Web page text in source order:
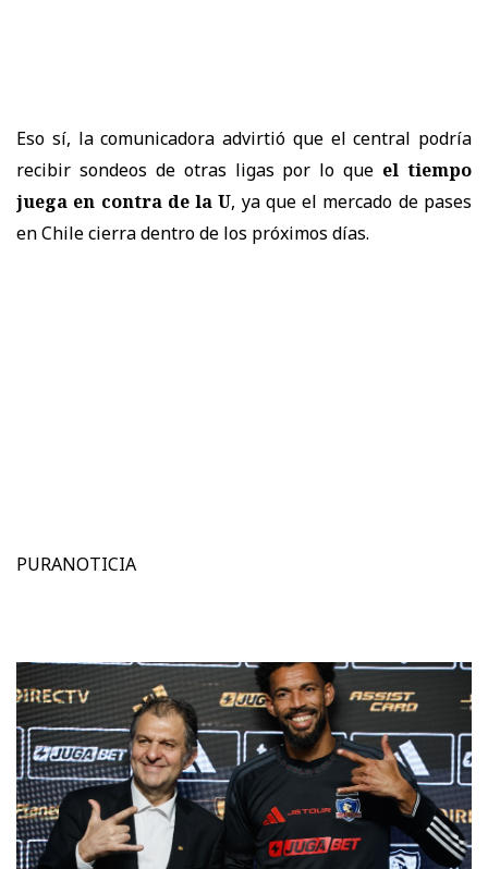
Eso sí, la comunicadora advirtió que el central podría
recibir sondeos de otras ligas por lo que el tiempo
juega en contra de la U, ya que el mercado de pases
en Chile cierra dentro de los próximos días.
PURANOTICIA